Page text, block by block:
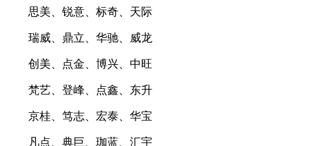
思美、锐意、标奇、天际
瑞威、鼎立、华驰、威龙
创美、点金、博兴、中旺
梵艺、登峰、点鑫、东升
京桂、笃志、宏泰、华宝
凡点、典巨、珈蓝、汇宇